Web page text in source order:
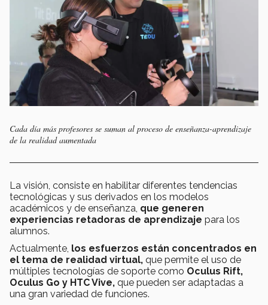
Cada día más profesores se suman al proceso de enseñanza-aprendizaje
de la realidad aumentada
La visión, consiste en habilitar diferentes tendencias
tecnológicas y sus derivados en los modelos
académicos y de enseñanza, que generen
experiencias retadoras de aprendizaje para los
alumnos.
Actualmente, los esfuerzos están concentrados en
el tema de realidad virtual, que permite el uso de
múltiples tecnologías de soporte como Oculus Rift,
Oculus Go y HTC Vive, que pueden ser adaptadas a
una gran variedad de funciones.